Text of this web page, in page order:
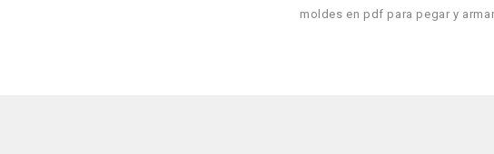
moldes en pdf para pegar y